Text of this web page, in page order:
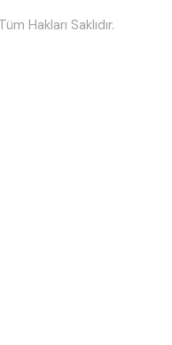
Hakları Saklıdır.